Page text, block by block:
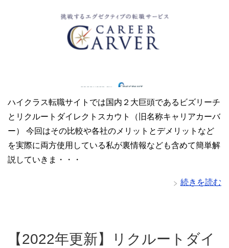
ハイクラス転職サイトでは国内２大巨頭であるビズリーチ
とリクルートダイレクトスカウト（旧名称キャリアカーバ
ー） 今回はその比較や各社のメリットとデメリットなど
を実際に両方使用している私が裏情報なども含めて簡単解
説していきま・・・
続きを読む
【2022年更新】リクルートダイ